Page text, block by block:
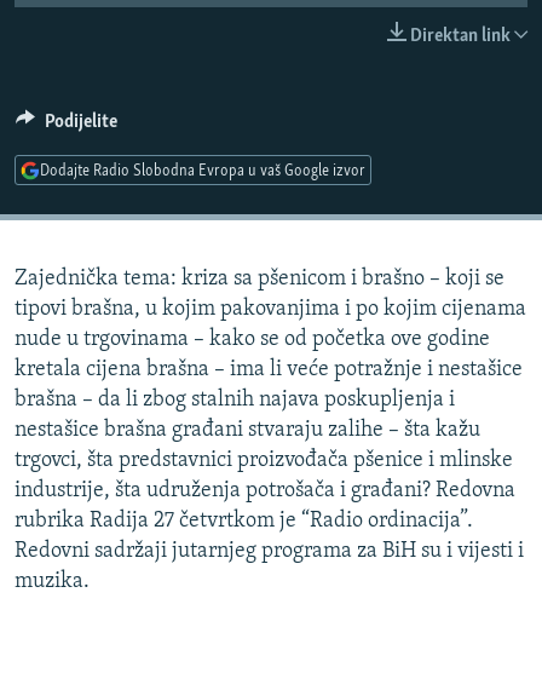
SPECIJALI RSE
VIŠE OD NASLOVA
TV LIBERTY
POST SCRIPTUM
MOJA EVROPA
TRI DECENIJE OD RATA U BIH
SVE KARTE DEJTONA
NASTANAK I RASPAD JUGOSLAVIJE
PRATITE NAS
Sve RFE/RL stranice
Direktan link
Podijelite
Dodajte Radio Slobodna Evropa u vaš Google izvor
Zajednička tema: kriza sa pšenicom i brašno – koji se
tipovi brašna, u kojim pakovanjima i po kojim cijenama
nude u trgovinama – kako se od početka ove godine
kretala cijena brašna – ima li veće potražnje i nestašice
brašna – da li zbog stalnih najava poskupljenja i
nestašice brašna građani stvaraju zalihe – šta kažu
trgovci, šta predstavnici proizvođača pšenice i mlinske
industrije, šta udruženja potrošača i građani? Redovna
rubrika Radija 27 četvrtkom je “Radio ordinacija”.
Redovni sadržaji jutarnjeg programa za BiH su i vijesti i
muzika.